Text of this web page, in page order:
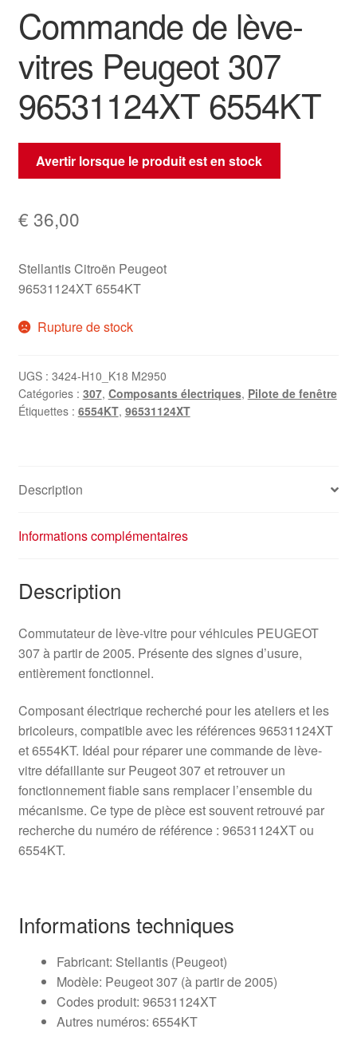
Commande de lève-
vitres Peugeot 307
96531124XT 6554KT
Avertir lorsque le produit est en stock
€ 36,00
Stellantis Citroën Peugeot
96531124XT 6554KT
Rupture de stock
UGS : 3424-H10_K18 M2950
Catégories : 307, Composants électriques, Pilote de fenêtre
Étiquettes : 6554KT, 96531124XT
Description
Informations complémentaires
Description
Commutateur de lève-vitre pour véhicules PEUGEOT
307 à partir de 2005. Présente des signes d’usure,
entièrement fonctionnel.
Composant électrique recherché pour les ateliers et les
bricoleurs, compatible avec les références 96531124XT
et 6554KT. Idéal pour réparer une commande de lève-
vitre défaillante sur Peugeot 307 et retrouver un
fonctionnement fiable sans remplacer l’ensemble du
mécanisme. Ce type de pièce est souvent retrouvé par
recherche du numéro de référence : 96531124XT ou
6554KT.
Informations techniques
Fabricant: Stellantis (Peugeot)
Modèle: Peugeot 307 (à partir de 2005)
Codes produit: 96531124XT
Autres numéros: 6554KT